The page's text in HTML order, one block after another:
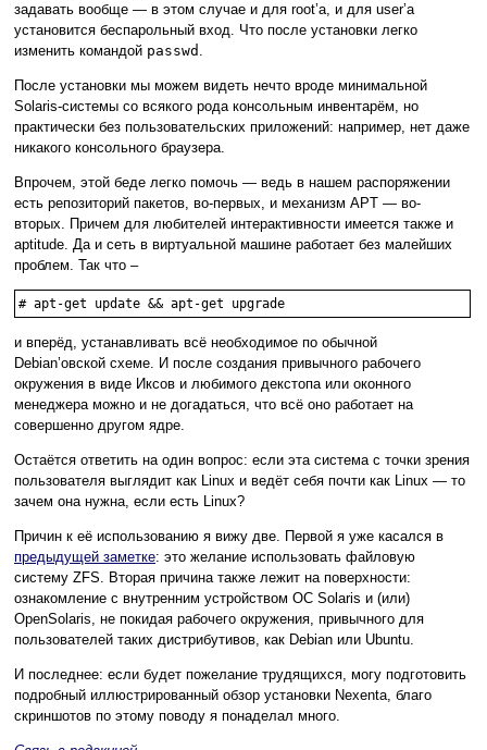
задавать вообще — в этом случае и для root’а, и для user’а
установится беспарольный вход. Что после установки легко
изменить командой passwd .
После установки мы можем видеть нечто вроде минимальной
Solaris-системы со всякого рода консольным инвентарём, но
практически без пользовательских приложений: например, нет даже
никакого консольного браузера.
Впрочем, этой беде легко помочь — ведь в нашем распоряжении
есть репозиторий пакетов, во-первых, и механизм APT — во-
вторых. Причем для любителей интерактивности имеется также и
aptitude. Да и сеть в виртуальной машине работает без малейших
проблем. Так что –
# apt-get update && apt-get upgrade
и вперёд, устанавливать всё необходимое по обычной
Debian’овской схеме. И после создания привычного рабочего
окружения в виде Иксов и любимого декстопа или оконного
менеджера можно и не догадаться, что всё оно работает на
совершенно другом ядре.
Остаётся ответить на один вопрос: если эта система с точки зрения
пользователя выглядит как Linux и ведёт себя почти как Linux — то
зачем она нужна, если есть Linux?
Причин к её использованию я вижу две. Первой я уже касался в
предыдущей заметке: это желание использовать файловую
систему ZFS. Вторая причина также лежит на поверхности:
ознакомление с внутренним устройством ОС Solaris и (или)
OpenSolaris, не покидая рабочего окружения, привычного для
пользователей таких дистрибутивов, как Debian или Ubuntu.
И последнее: если будет пожелание трудящихся, могу подготовить
подробный иллюстрированный обзор установки Nexenta, благо
скриншотов по этому поводу я понаделал много.